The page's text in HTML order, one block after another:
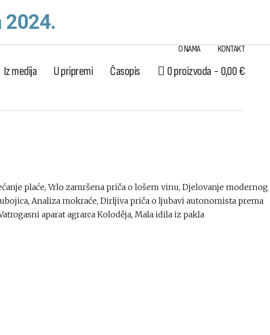
O NAMA KONTAKT
Iz medija U pripremi Časopis 0 proizvoda 0,00 €
2024.
plaće, Vrlo zamršena priča o lošem vinu, Djelovanje modernog
Analiza mokraće, Dirljiva priča o ljubavi autonomista prema
aparat agrarca Koloděja, Mala idila iz pakla